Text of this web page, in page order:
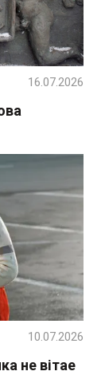
16.07.2026
не вітае
10.07.2026